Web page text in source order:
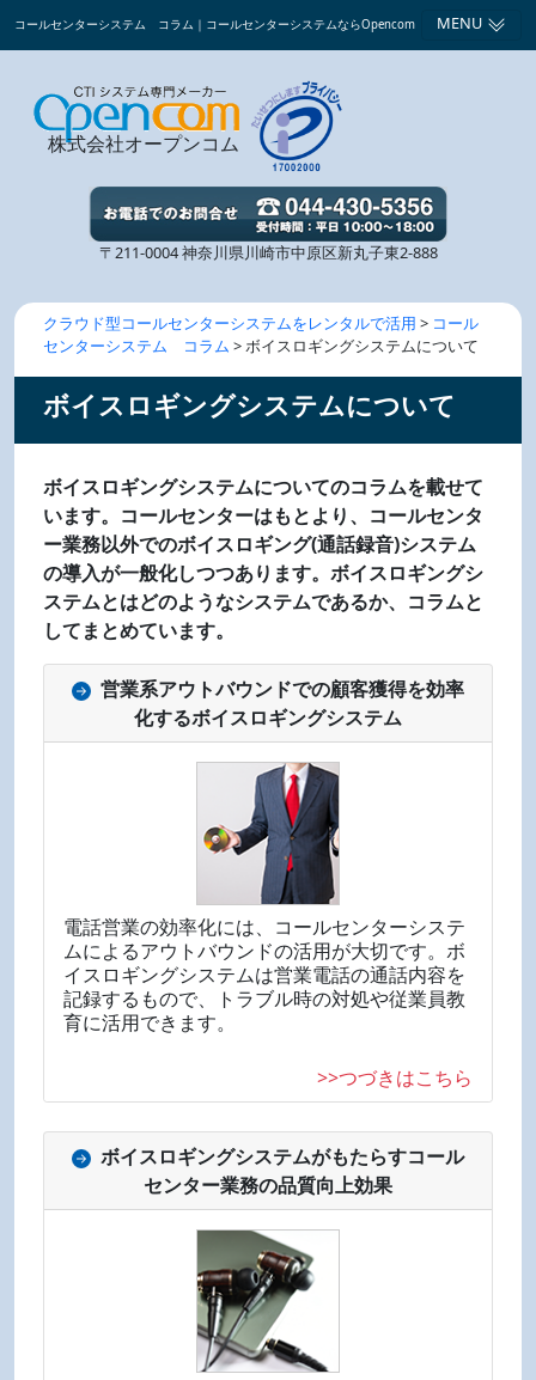
コールセンターシステム コラム｜コールセンターシステムならOpencom MENU
株式会社オープンコム
〒211-0004 神奈川県川崎市中原区新丸子東2-888
クラウド型コールセンターシステムをレンタルで活用 > コール
センターシステム コラム > ボイスロギングシステムについて
ボイスロギングシステムについて
ボイスロギングシステムについてのコラムを載せて
います。コールセンターはもとより、コールセンタ
ー業務以外でのボイスロギング(通話録音)システム
の導入が一般化しつつあります。ボイスロギングシ
ステムとはどのようなシステムであるか、コラムと
してまとめています。
営業系アウトバウンドでの顧客獲得を効率
化するボイスロギングシステム
電話営業の効率化には、コールセンターシステ
ムによるアウトバウンドの活用が大切です。ボ
イスロギングシステムは営業電話の通話内容を
記録するもので、トラブル時の対処や従業員教
育に活用できます。
>>つづきはこちら
ボイスロギングシステムがもたらすコール
センター業務の品質向上効果